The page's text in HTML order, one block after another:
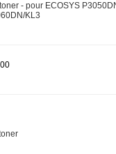
- pour ECOSYS
KL3